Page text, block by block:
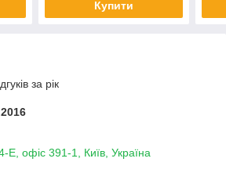
Купити
за рік
Е, офіс 391-1, Київ, Україна